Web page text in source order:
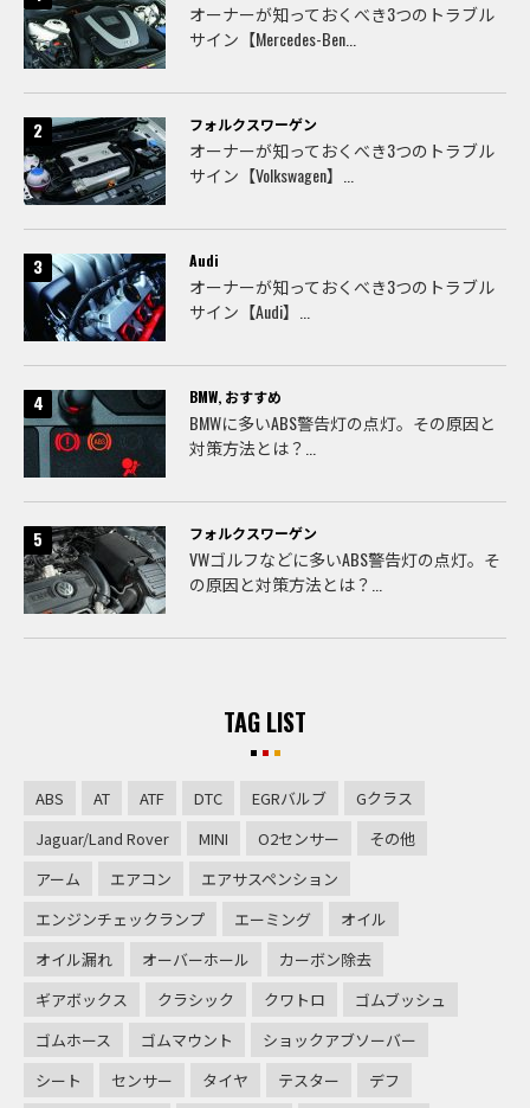
オーナーが知っておくべき3つのトラブル
サイン【Mercedes-Ben...
フォルクスワーゲン
オーナーが知っておくべき3つのトラブル
サイン【Volkswagen】...
Audi
オーナーが知っておくべき3つのトラブル
サイン【Audi】...
BMW, おすすめ
BMWに多いABS警告灯の点灯。その原因と
対策方法とは？...
フォルクスワーゲン
VWゴルフなどに多いABS警告灯の点灯。そ
の原因と対策方法とは？...
TAG LIST
ABS AT ATF DTC EGRバルブ
Gクラス
Jaguar/Land Rover
MINI O2センサー
その他
アーム
エアコン
エアサスペンション
エンジンチェックランプ
エーミング
オイル
オイル漏れ
オーバーホール
カーボン除去
ギアボックス
クラシック クワトロ
ゴムブッシュ
ゴムホース
ゴムマウント
ショックアブソーバー
シート
センサー タイヤ テスター
デフ